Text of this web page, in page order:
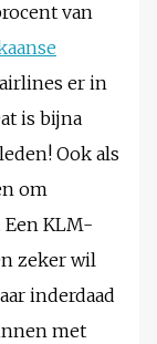
van
er in
is bijna
Ook als
om
Een KLM-
zeker wil
inderdaad
met